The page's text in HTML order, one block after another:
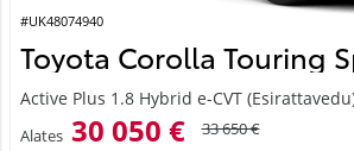
#UK48074940
Toyota Corolla Touring
Active Plus 1.8 Hybrid e-CVT
Alates 30 050 € 33 650 €